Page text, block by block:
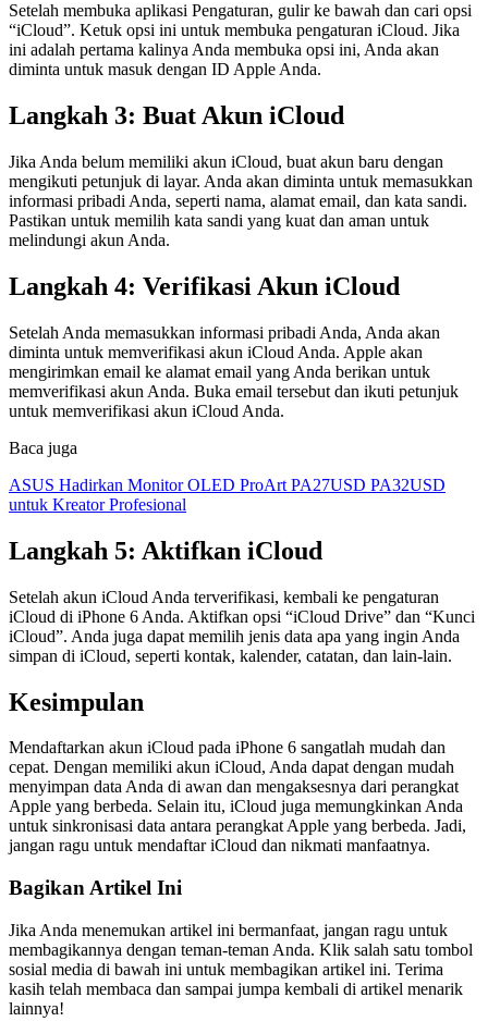
Setelah membuka aplikasi Pengaturan, gulir ke bawah dan cari opsi
“iCloud”. Ketuk opsi ini untuk membuka pengaturan iCloud. Jika
ini adalah pertama kalinya Anda membuka opsi ini, Anda akan
diminta untuk masuk dengan ID Apple Anda.
Langkah 3: Buat Akun iCloud
Jika Anda belum memiliki akun iCloud, buat akun baru dengan
mengikuti petunjuk di layar. Anda akan diminta untuk memasukkan
informasi pribadi Anda, seperti nama, alamat email, dan kata sandi.
Pastikan untuk memilih kata sandi yang kuat dan aman untuk
melindungi akun Anda.
Langkah 4: Verifikasi Akun iCloud
Setelah Anda memasukkan informasi pribadi Anda, Anda akan
diminta untuk memverifikasi akun iCloud Anda. Apple akan
mengirimkan email ke alamat email yang Anda berikan untuk
memverifikasi akun Anda. Buka email tersebut dan ikuti petunjuk
untuk memverifikasi akun iCloud Anda.
Baca juga
ASUS Hadirkan Monitor OLED ProArt PA27USD PA32USD
untuk Kreator Profesional
Langkah 5: Aktifkan iCloud
Setelah akun iCloud Anda terverifikasi, kembali ke pengaturan
iCloud di iPhone 6 Anda. Aktifkan opsi “iCloud Drive” dan “Kunci
iCloud”. Anda juga dapat memilih jenis data apa yang ingin Anda
simpan di iCloud, seperti kontak, kalender, catatan, dan lain-lain.
Kesimpulan
Mendaftarkan akun iCloud pada iPhone 6 sangatlah mudah dan
cepat. Dengan memiliki akun iCloud, Anda dapat dengan mudah
menyimpan data Anda di awan dan mengaksesnya dari perangkat
Apple yang berbeda. Selain itu, iCloud juga memungkinkan Anda
untuk sinkronisasi data antara perangkat Apple yang berbeda. Jadi,
jangan ragu untuk mendaftar iCloud dan nikmati manfaatnya.
Bagikan Artikel Ini
Jika Anda menemukan artikel ini bermanfaat, jangan ragu untuk
membagikannya dengan teman-teman Anda. Klik salah satu tombol
sosial media di bawah ini untuk membagikan artikel ini. Terima
kasih telah membaca dan sampai jumpa kembali di artikel menarik
lainnya!